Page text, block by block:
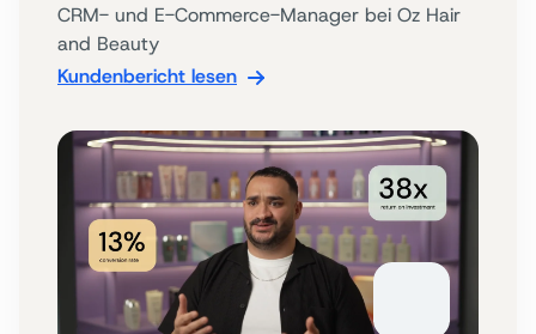
CRM- und E-Commerce-Manager bei Oz Hair
and Beauty
Kundenbericht lesen